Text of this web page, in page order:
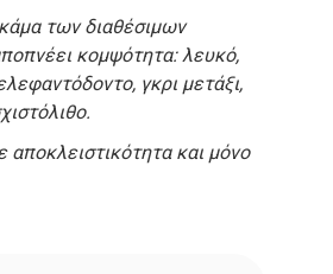
των διαθέσιμων
κομψότητα: λευκό,
γκρι μετάξι,
και μόνο